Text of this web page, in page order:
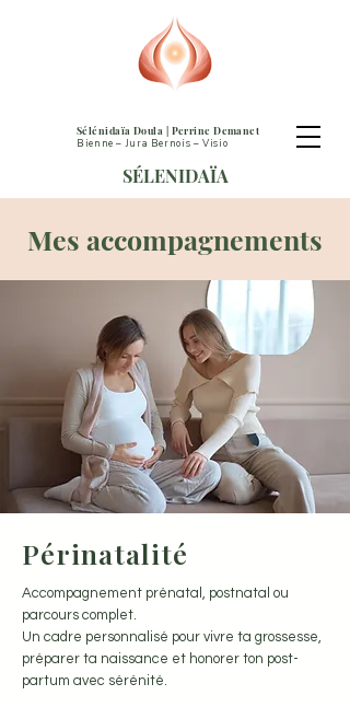
Sélénidaïa Doula | Perrine Demanet
SÉLENIDAÏA
Bienne – Jura Bernois – Visio
Mes accompagnements
Périnatalité
Accompagnement prénatal, postnatal ou
parcours complet.
Un cadre personnalisé pour vivre ta grossesse,
préparer ta naissance et honorer ton post-
partum avec sérénité.